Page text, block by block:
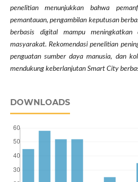
penelitian menunjukkan bahwa
pemantauan, pengambilan keputusan
berbasis digital mampu meningkatkan
masyarakat. Rekomendasi penelitian
penguatan sumber daya manusia, dan
mendukung keberlanjutan Smart City
DOWNLOADS